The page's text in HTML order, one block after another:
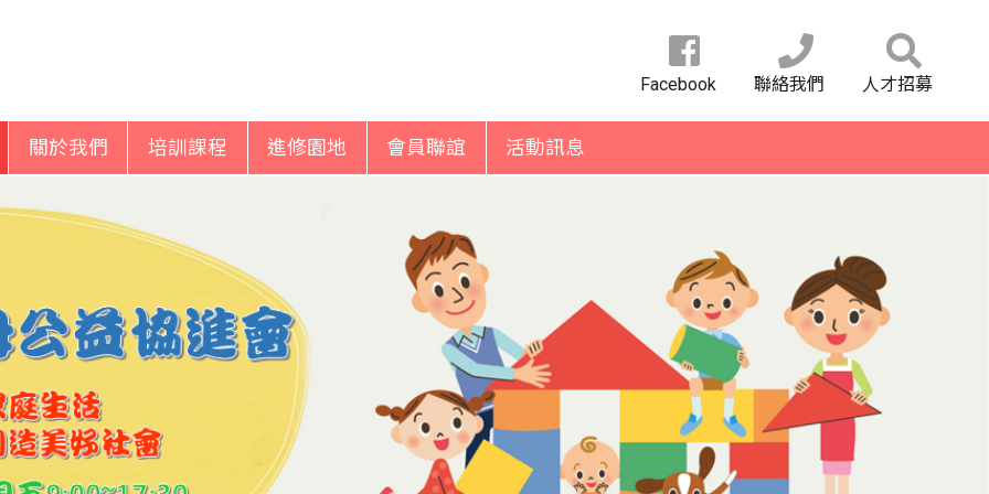
Facebook 聯絡我們 人才招募
關於我們 培訓課程 進修園地 會員聯誼 活動訊息